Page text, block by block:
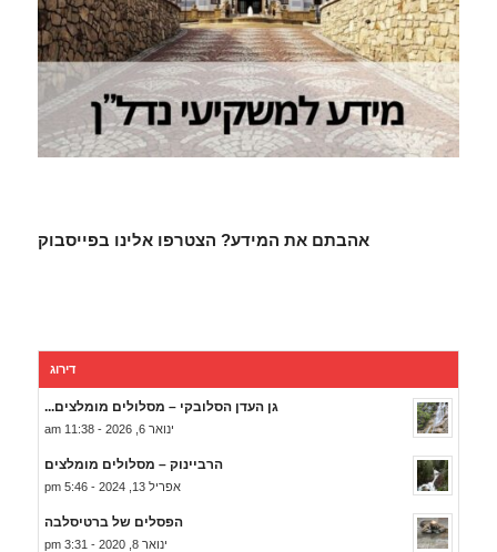
אהבתם את המידע? הצטרפו אלינו בפייסבוק
דירוג
גן העדן הסלובקי – מסלולים מומלצים...
ינואר 6, 2026 - 11:38 am
הרביינוק – מסלולים מומלצים
אפריל 13, 2024 - 5:46 pm
הפסלים של ברטיסלבה
ינואר 8, 2020 - 3:31 pm